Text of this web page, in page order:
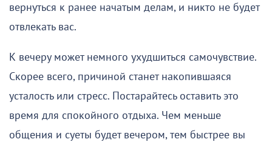
вернуться к ранее начатым делам, и никто не будет
отвлекать вас.
К вечеру может немного ухудшиться самочувствие.
Скорее всего, причиной станет накопившаяся
усталость или стресс. Постарайтесь оставить это
время для спокойного отдыха. Чем меньше
общения и суеты будет вечером, тем быстрее вы